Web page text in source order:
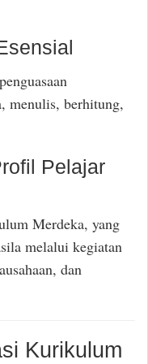
menulis, berhitung,
Pelajar
Merdeka, yang
melalui kegiatan
dan
Kurikulum